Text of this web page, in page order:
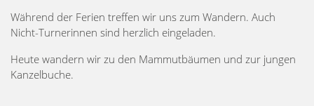
Während der Ferien treffen wir uns zum Wandern. Auch
Nicht-Turnerinnen sind herzlich eingeladen.
Heute wandern wir zu den Mammutbäumen und zur jungen
Kanzelbuche.